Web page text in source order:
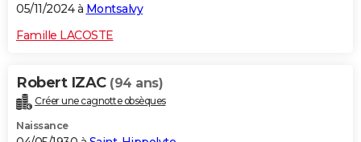
05/11/2024 à Montsalvy
Famille LACOSTE
Robert IZAC (94 ans)
Créer une cagnotte obsèques
Naissance